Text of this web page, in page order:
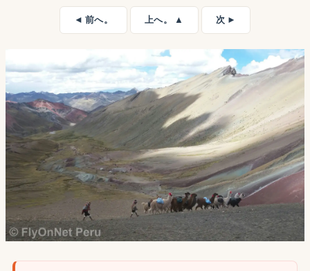
◄ 前へ。 上へ。 ▲ 次 ►